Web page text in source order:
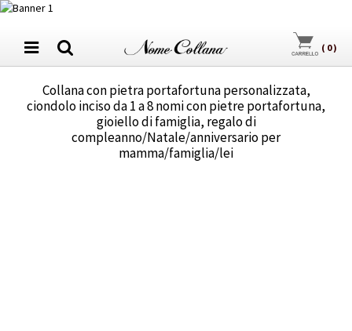
( 0)
Collana con pietra portafortuna personalizzata,
ciondolo inciso da 1 a 8 nomi con pietre portafortuna,
gioiello di famiglia, regalo di
compleanno/Natale/anniversario per
mamma/famiglia/lei